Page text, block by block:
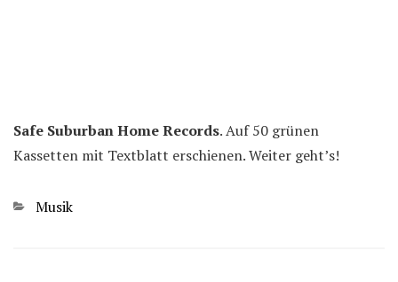
Safe Suburban Home Records. Auf 50 grünen
Kassetten mit Textblatt erschienen. Weiter geht’s!
Kategorien
Musik